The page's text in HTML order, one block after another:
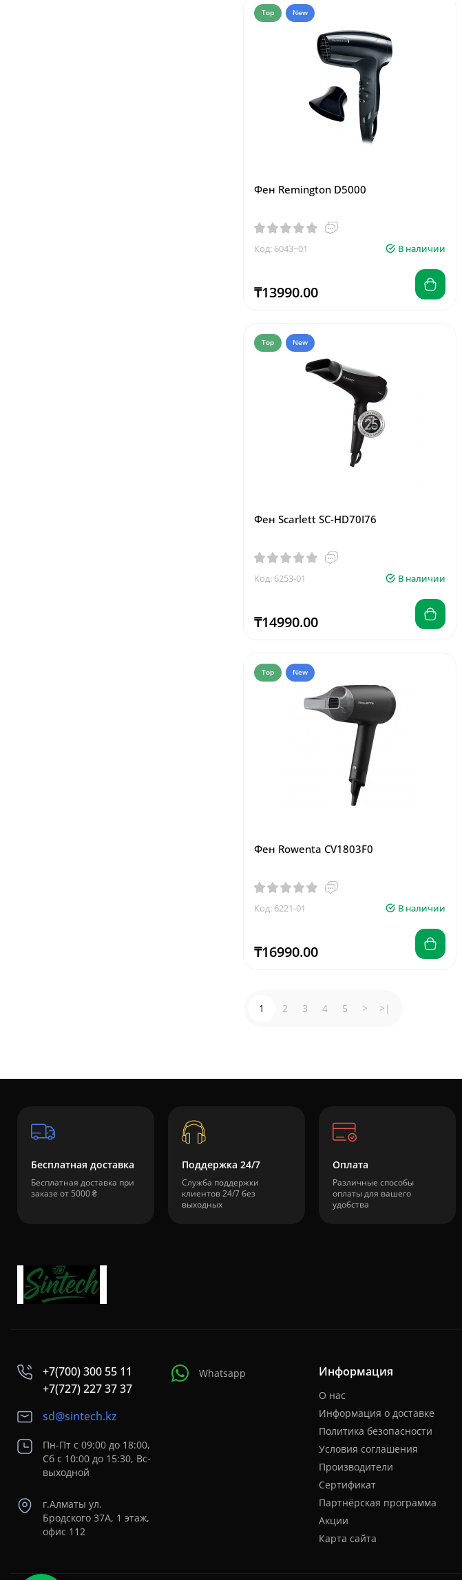
Top New
Фен Remington D5000
Код: 6043~01 В наличии
₸13990.00
Top New
Фен Scarlett SC-HD70I76
Код: 6253-01 В наличии
₸14990.00
Top New
Фен Rowenta CV1803F0
Код: 6221-01 В наличии
₸16990.00
1 2 3 4 5 > >|
Бесплатная доставка
Бесплатная доставка при
заказе от 5000 ₴
Поддержка 24/7
Служба поддержки
клиентов 24/7 без
выходных
Оплата
Различные способы
оплаты для вашего
удобства
+7(700) 300 55 11
+7(727) 227 37 37
sd@sintech.kz
Пн-Пт с 09:00 до 18:00,
Сб с 10:00 до 15:30, Вс-
выходной
г.Алматы ул.
Бродского 37A, 1 этаж,
офис 112
Whatsapp Информация
О нас
Информация о доставке
Политика безопасности
Условия соглашения
Производители
Сертификат
Партнёрская программа
Акции
Карта сайта